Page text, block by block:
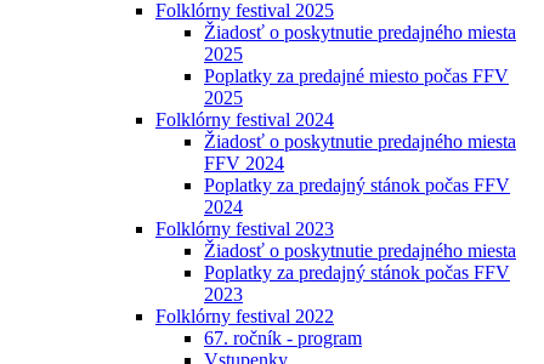
Folklórny festival 2025
Žiadosť o poskytnutie predajného miesta
2025
Poplatky za predajné miesto počas FFV
2025
Folklórny festival 2024
Žiadosť o poskytnutie predajného miesta
FFV 2024
Poplatky za predajný stánok počas FFV
2024
Folklórny festival 2023
Žiadosť o poskytnutie predajného miesta
Poplatky za predajný stánok počas FFV
2023
Folklórny festival 2022
67. ročník - program
Vstupenky